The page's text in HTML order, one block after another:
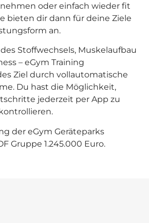
oder einfach wieder fit
bieten dir dann für deine Ziele
an.
Stoffwechsels, Muskelaufbau
– eGym Training
Ziel durch vollautomatische
Du hast die Möglichkeit,
jederzeit per App zu
der eGym Geräteparks
Gruppe 1.245.000 Euro.